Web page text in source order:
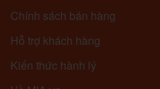
Chính sách bán hàng
Hỗ trợ khách hàng
Kiến thức hành lý